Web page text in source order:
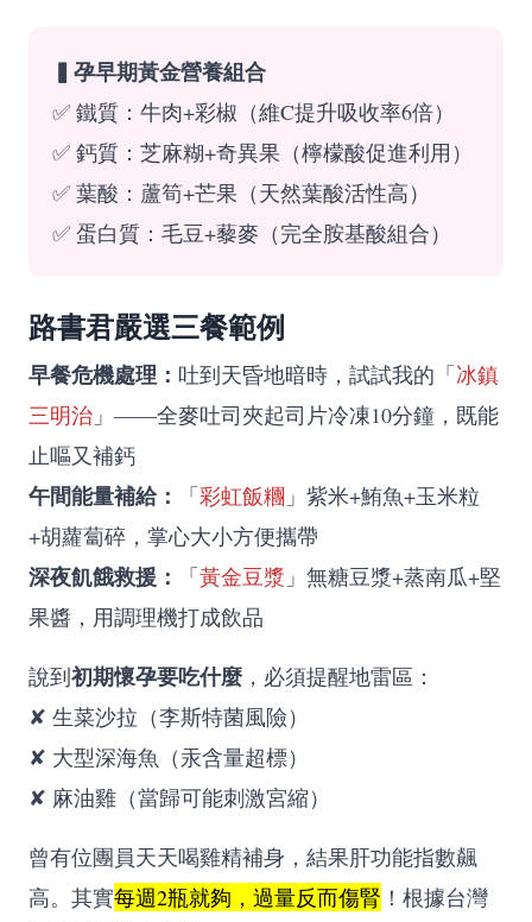
▍孕早期黃金營養組合
✅ 鐵質：牛肉+彩椒（維C提升吸收率6倍）
✅ 鈣質：芝麻糊+奇異果（檸檬酸促進利用）
✅ 葉酸：蘆筍+芒果（天然葉酸活性高）
✅ 蛋白質：毛豆+藜麥（完全胺基酸組合）
路書君嚴選三餐範例
早餐危機處理： 吐到天昏地暗時，試試我的「冰鎮
三明治 」——全麥吐司夾起司片冷凍10分鐘，既能
止嘔又補鈣
午間能量補給： 「彩虹飯糰 」紫米+鮪魚+玉米粒
+胡蘿蔔碎，掌心大小方便攜帶
深夜飢餓救援： 「黃金豆漿 」無糖豆漿+蒸南瓜+堅
果醬，用調理機打成飲品
說到初期懷孕要吃什麼，必須提醒地雷區：
✘ 生菜沙拉（李斯特菌風險）
✘ 大型深海魚（汞含量超標）
✘ 麻油雞（當歸可能刺激宮縮）
曾有位團員天天喝雞精補身，結果肝功能指數飆
高。其實每週2瓶就夠，過量反而傷腎 ！根據台灣